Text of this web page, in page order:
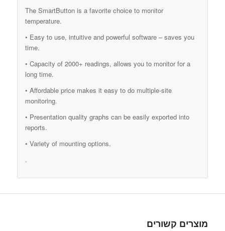
The SmartButton is a favorite choice to monitor
temperature.
• Easy to use, intuitive and powerful software – saves you
time.
• Capacity of 2000+ readings, allows you to monitor for a
long time.
• Affordable price makes it easy to do multiple-site
monitoring.
• Presentation quality graphs can be easily exported into
reports.
• Variety of mounting options.
.
מוצרים קשורים